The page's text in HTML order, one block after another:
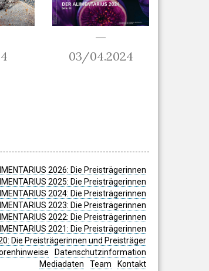
03/04.2024
2026: Die Preisträgerinnen
2025: Die Preisträgerinnen
2024: Die Preisträgerinnen
2023: Die Preisträgerinnen
2022: Die Preisträgerinnen
2021: Die Preisträgerinnen
Die Preisträgerinnen und Preisträger
Datenschutzinformation
Mediadaten
Team Kontakt